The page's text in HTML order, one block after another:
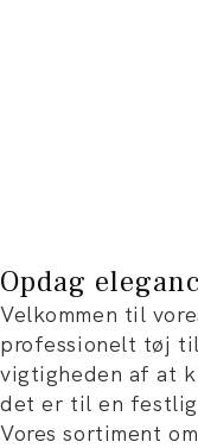
Opdag
Velkommen til
professionelt tøj
vigtigheden af at
det er til en
Vores sortiment